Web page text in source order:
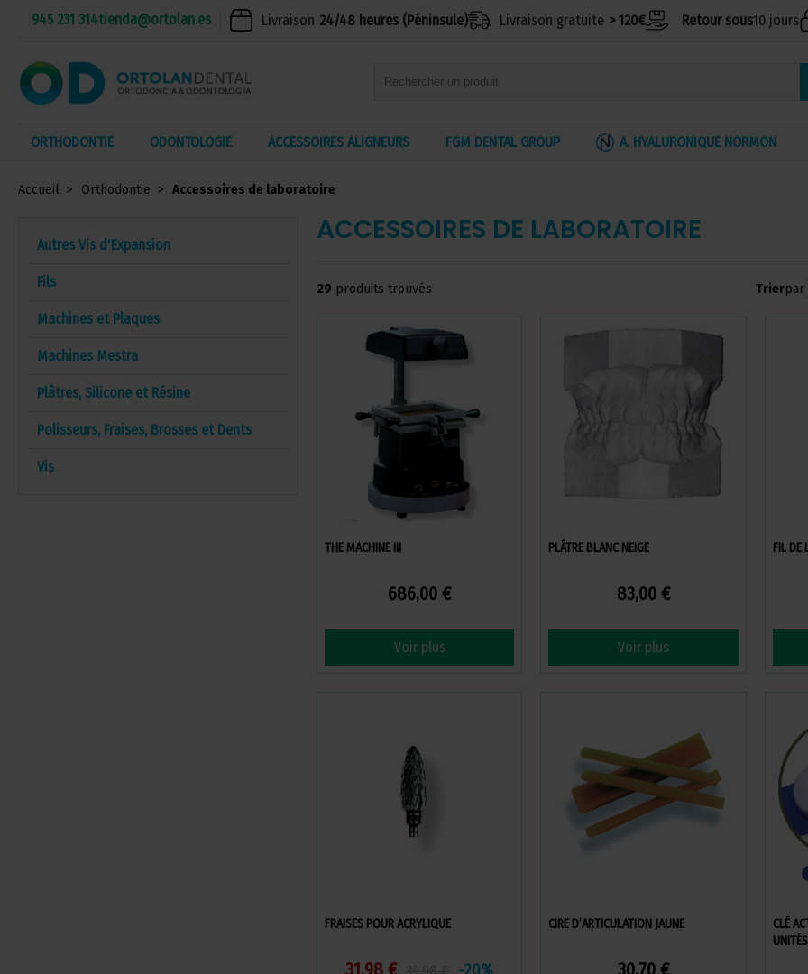
945 231 314tienda@ortolan.es Livraison 24/48 heures (Péninsule) Livraison gratuite > 120€ Retour sous10 jours
ORTHODONTIE ODONTOLOGIE ACCESSOIRES ALIGNEURS FGM DENTAL GROUP A. HYALURONIQUE NORMON
Accueil Orthodontie Accessoires de laboratoire
Autres Vis d'Expansion
Fils
Machines et Plaques
Machines Mestra
Plâtres, Silicone et Résine
Polisseurs, Fraises, Brosses et Dents
Vis
ACCESSOIRES DE LABORATOIRE
29 produits trouvés Trierpar
THE MACHINE III
686,00 €
Voir plus
PLÂTRE BLANC NEIGE
83,00 €
Voir plus
FIL DE
FRAISES POUR ACRYLIQUE
31,98 € -20%
CIRE D’ARTICULATION JAUNE
30,70 €
CLÉ
UNITÉS